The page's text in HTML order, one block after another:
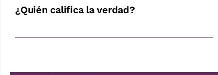
¿Quién califica la verdad?